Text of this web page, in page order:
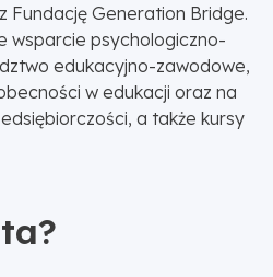
Fundację Generation Bridge.
wsparcie psychologiczno-
edukacyjno-zawodowe,
w edukacji oraz na
a także kursy